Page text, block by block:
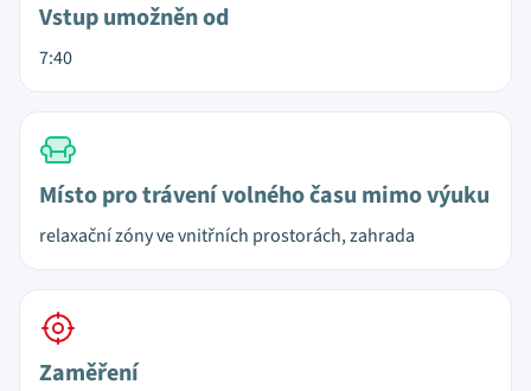
Vstup umožněn od
7:40
Místo pro trávení volného času mimo výuku
relaxační zóny ve vnitřních prostorách, zahrada
Zaměření